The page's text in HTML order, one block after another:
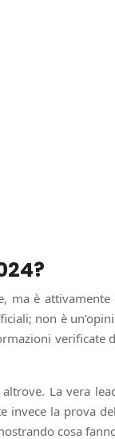
è attivamente
non è
verificate
La vera
la prova
cosa